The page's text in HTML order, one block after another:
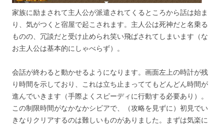
家族に励まされて主人公が派遣されてくるところから話は始ま
り、気がつくと宿屋で起こされます。主人公は死神だと名乗る
ものの、冗談だと受け止められ笑い飛ばされてしまいます（な
お主人公は基本的にしゃべらず）。
会話が終わると動かせるようになります。画面左上の時計が残
り時間を示しており、これは立ち止まっててもどんどん時間が
進んでいきます（手際よくスピーディに行動する必要あり）。
この制限時間がなかなかシビアで、（攻略を見ずに）初見でい
きなりクリアするのは難しいものがありました。まずは気楽に